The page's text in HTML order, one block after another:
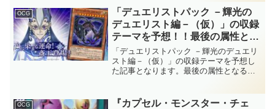
OCG】
る範囲も狭まりましたが、充分強力な捲
り札です！！【遊戯王OCG】
OCG
「デュエリストパック －輝光の
デュエリスト編－（仮）」の収録
テーマを予想！！最後の属性とな
る光属性のDP。メジャーな属性
だけあって候補が多いですね～。
【遊戯王OCG】
「デュエリストパック －輝光のデュエリ
スト編－（仮）」の収録テーマを予想し
た記事となります。最後の属性となる光
OCG
『カプセル・モンスター・チェ